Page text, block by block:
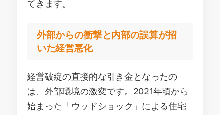
てきます。
外部からの衝撃と内部の誤算が招
いた経営悪化
経営破綻の直接的な引き金となったの
は、外部環境の激変です。2021年頃から
始まった「ウッドショック」による住宅